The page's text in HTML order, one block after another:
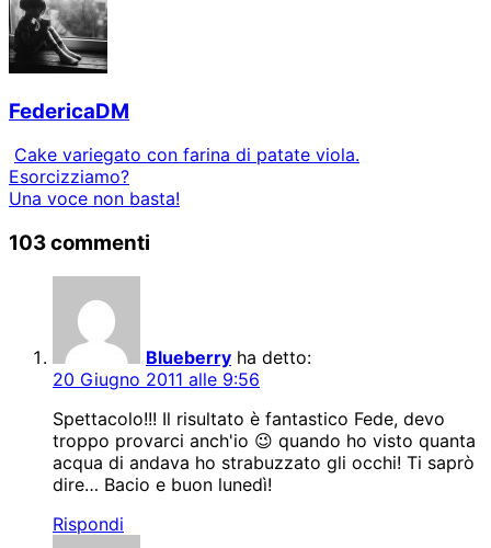
FedericaDM
Cake variegato con farina di patate viola.
Esorcizziamo?
Una voce non basta!
103 commenti
Blueberry ha detto:
20 Giugno 2011 alle 9:56
Spettacolo!!! Il risultato è fantastico Fede, devo
troppo provarci anch'io 😉 quando ho visto quanta
acqua di andava ho strabuzzato gli occhi! Ti saprò
dire… Bacio e buon lunedì!
Rispondi